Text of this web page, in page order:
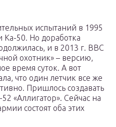
испытаний в 1995
Ка-50. Но доработка
и в 2013 г. ВВС
охотник» – версию,
время суток. А вот
что один летчик все же
Пришлось создавать
«Аллигатор». Сейчас на
состоят оба этих